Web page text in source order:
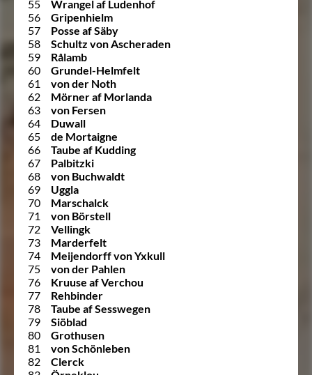
55
Wrangel af Ludenhof
56
Gripenhielm
57
Posse af Säby
58
Schultz von Ascheraden
59
Rålamb
60
Grundel-Helmfelt
61
von der Noth
62
Mörner af Morlanda
63
von Fersen
64
Duwall
65
de Mortaigne
66
Taube af Kudding
67
Palbitzki
68
von Buchwaldt
69
Uggla
70
Marschalck
71
von Börstell
72
Vellingk
73
Marderfelt
74
Meijendorff von Yxkull
75
von der Pahlen
76
Kruuse af Verchou
77
Rehbinder
78
Taube af Sesswegen
79
Siöblad
80
Grothusen
81
von Schönleben
82
Clerck